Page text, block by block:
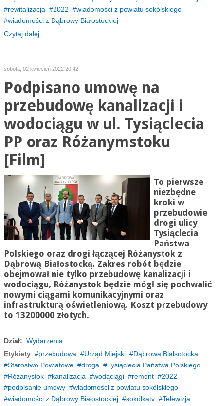
rewitalizacja
2022
wiadomości z powiatu sokólskiego
wiadomości z Dąbrowy Białostockiej
Czytaj dalej...
sobota, 02 kwiecień 2022 20:42
Podpisano umowę na
przebudowę kanalizacji i
wodociągu w ul. Tysiąclecia
PP oraz Różanymstoku
[Film]
To pierwsze
niezbędne
kroki w
przebudowie
drogi ulicy
Tysiąclecia
Państwa
Polskiego oraz drogi łączącej Różanystokz
Dąbrową Białostocką. Zakres robót będzie
obejmował nie tylko przebudowę kanalizacji i
wodociągu, Różanystokbędzie mógł się pochwalić
nowymi ciągami komunikacyjnymi oraz
infrastrukturą oświetleniową. Koszt przebudowy
to 13200000 złotych.
Dział: Wydarzenia
Etykiety
przebudowa Urząd Miejski
Dąbrowa Białsotocka
Starostwo Powiatowe
droga
Tysiąclecia Państwa Polskiego
Różanystok
kanalizacja wodąciągi remont
2022
podpisanie umowy
wiadomości z powiatu sokólskiego
wiadomości z Dąbrowy Białostockiej
sokólkatv
Telewizja